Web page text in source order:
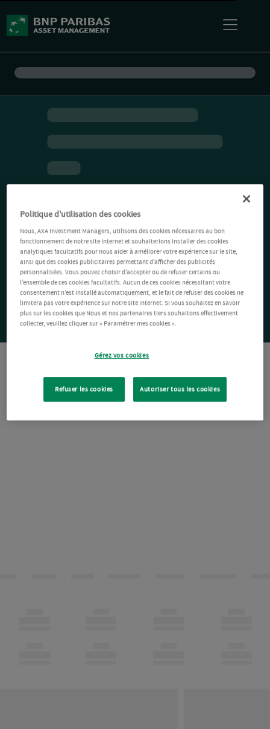
Politique d'utilisation des cookies
Nous, AXA Investment Managers, utilisons des cookies nécessaires au bon
fonctionnement de notre site Internet et souhaiterions installer des cookies
analytiques facultatifs pour nous aider à améliorer votre expérience sur le site,
ainsi que des cookies publicitaires permettant d’afficher des publicités
personnalisées. Vous pouvez choisir d’accepter ou de refuser certains ou
l’ensemble de ces cookies facultatifs. Aucun de ces cookies nécessitant votre
consentement n’est installé automatiquement, et le fait de refuser des cookies ne
limitera pas votre expérience sur notre site Internet. Si vous souhaitez en savoir
plus sur les cookies que Nous et nos partenaires tiers souhaitons effectivement
collecter, veuillez cliquer sur « Paramétrer mes cookies ».
Gérez vos cookies
Refuser les cookies Autoriser tous les cookies